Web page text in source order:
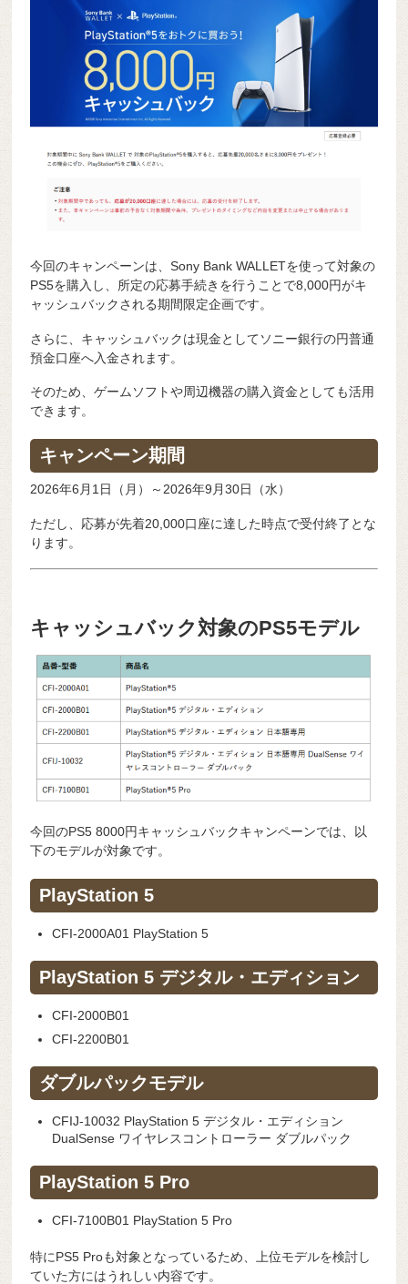
今回のキャンペーンは、Sony Bank WALLETを使って対象の
PS5を購入し、所定の応募手続きを行うことで8,000円がキ
ャッシュバックされる期間限定企画です。
さらに、キャッシュバックは現金としてソニー銀行の円普通
預金口座へ入金されます。
そのため、ゲームソフトや周辺機器の購入資金としても活用
できます。
キャンペーン期間
2026年6月1日（月）～2026年9月30日（水）
ただし、応募が先着20,000口座に達した時点で受付終了とな
ります。
キャッシュバック対象のPS5モデル
今回のPS5 8000円キャッシュバックキャンペーンでは、以
下のモデルが対象です。
PlayStation 5
CFI-2000A01 PlayStation 5
PlayStation 5 デジタル・エディション
CFI-2000B01
CFI-2200B01
ダブルパックモデル
CFIJ-10032 PlayStation 5 デジタル・エディション
DualSense ワイヤレスコントローラー ダブルパック
PlayStation 5 Pro
CFI-7100B01 PlayStation 5 Pro
特にPS5 Proも対象となっているため、上位モデルを検討し
ていた方にはうれしい内容です。